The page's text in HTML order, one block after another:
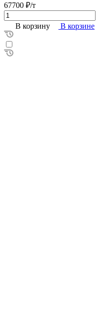
67700 ₽/т
В корзину В корзине